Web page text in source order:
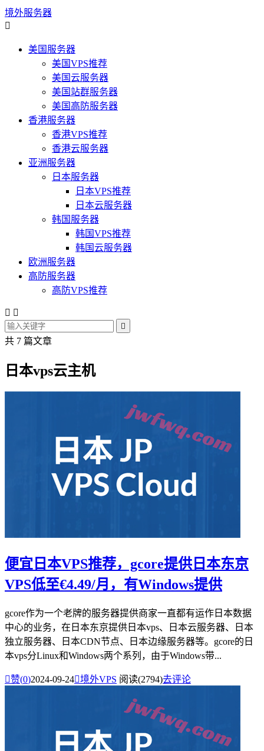
境外服务器

美国服务器
美国VPS推荐
美国云服务器
美国站群服务器
美国高防服务器
香港服务器
香港VPS推荐
香港云服务器
亚洲服务器
日本服务器
日本VPS推荐
日本云服务器
韩国服务器
韩国VPS推荐
韩国云服务器
欧洲服务器
高防服务器
高防VPS推荐
 

共 7 篇文章
日本vps云主机
便宜日本VPS推荐，gcore提供日本东京
VPS低至€4.49/月，有Windows提供
gcore作为一个老牌的服务器提供商家一直都有运作日本数据
中心的业务，在日本东京提供日本vps、日本云服务器、日本
独立服务器、日本CDN节点、日本边缘服务器等。gcore的日
本vps分Linux和Windows两个系列，由于Windows带...
赞(0)2024-09-24境外VPS 阅读(2794)去评论